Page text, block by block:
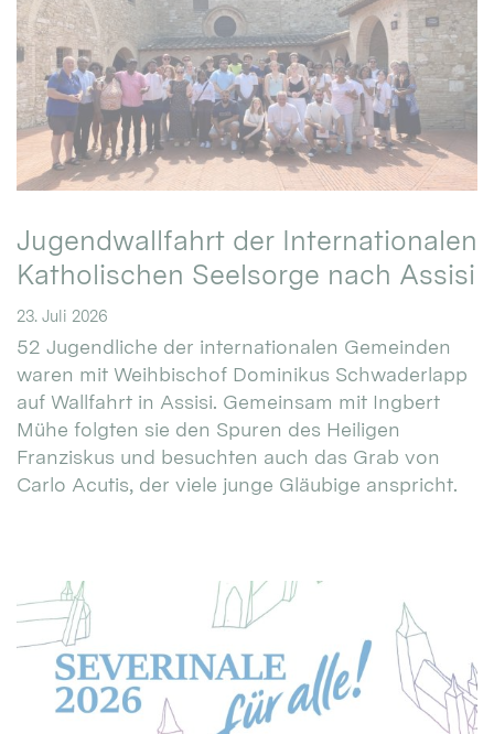
Jugendwallfahrt der Internationalen
Katholischen Seelsorge nach Assisi
23. Juli 2026
52 Jugendliche der internationalen Gemeinden
waren mit Weihbischof Dominikus Schwaderlapp
auf Wallfahrt in Assisi. Gemeinsam mit Ingbert
Mühe folgten sie den Spuren des Heiligen
Franziskus und besuchten auch das Grab von
Carlo Acutis, der viele junge Gläubige anspricht.